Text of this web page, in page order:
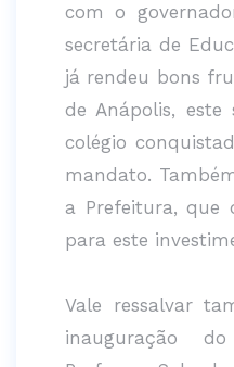
com o
secretária de
já rendeu bons
de Anápolis,
colégio
mandato.
a Prefeitura, que
para este
Vale ressalvar
inauguração